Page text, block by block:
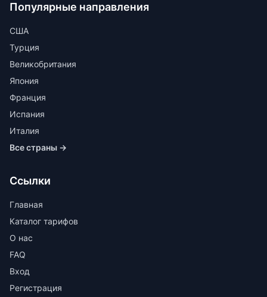
Популярные направления
США
Турция
Великобритания
Япония
Франция
Испания
Италия
Все страны →
Ссылки
Главная
Каталог тарифов
О нас
FAQ
Вход
Регистрация